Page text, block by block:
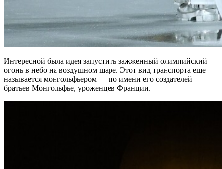
Интересной была идея запустить зажженный олимпийский
огонь в небо на воздушном шаре. Этот вид транспорта еще
называется монгольфьером — по имени его создателей
братьев Монгольфье, уроженцев Франции.